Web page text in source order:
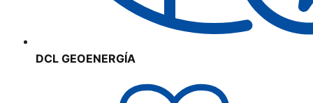
DCL GEOENERGÍA